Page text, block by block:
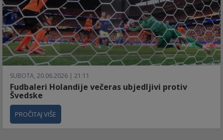
SUBOTA, 20.06.2026 | 21:11
Fudbaleri Holandije večeras ubjedljivi protiv
Švedske
PROČITAJ VIŠE